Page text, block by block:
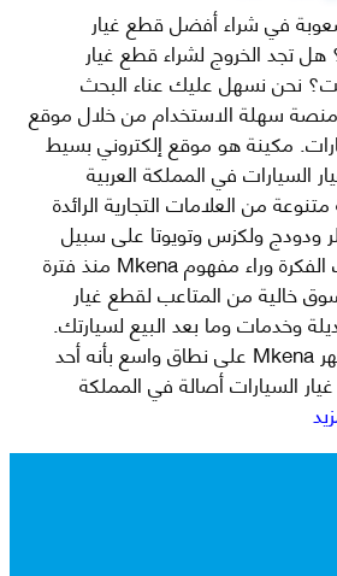
في شراء أفضل قطع غيار
هل تجد الخروج لشراء قطع غيار
نحن نسهل عليك عناء البحث
منصة سهلة الاستخدام من خلال موقع
مكينة هو موقع إلكتروني بسيط
السيارات في المملكة العربية
من العلامات التجارية الرائدة
ودودج ولكزس وتويوتا على سبيل
المثال لا الحصر. نشأت الفكرة وراء مفهوم Mkena منذ فترة
خالية من المتاعب لقطع غيار
وخدمات وما بعد البيع لسيارتك.
ومنذ ذلك الحين ، اشتهر Mkena على نطاق واسع بأنه أحد
السيارات أصالة في المملكة